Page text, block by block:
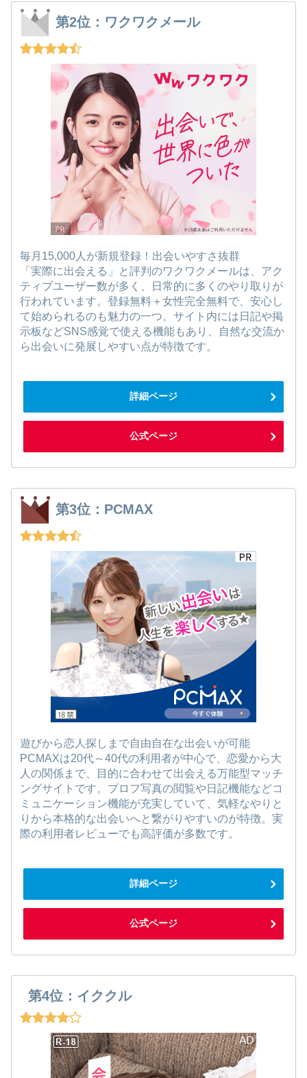
第2位：ワクワクメール
毎月15,000人が新規登録！出会いやすさ抜群
「実際に出会える」と評判のワクワクメールは、アク
ティブユーザー数が多く、日常的に多くのやり取りが
行われています。登録無料＋女性完全無料で、安心し
て始められるのも魅力の一つ。サイト内には日記や掲
示板などSNS感覚で使える機能もあり、自然な交流か
ら出会いに発展しやすい点が特徴です。
詳細ページ
公式ページ
第3位：PCMAX
遊びから恋人探しまで自由自在な出会いが可能
PCMAXは20代～40代の利用者が中心で、恋愛から大
人の関係まで、目的に合わせて出会える万能型マッチ
ングサイトです。プロフ写真の閲覧や日記機能などコ
ミュニケーション機能が充実していて、気軽なやりと
りから本格的な出会いへと繋がりやすいのが特徴。実
際の利用者レビューでも高評価が多数です。
詳細ページ
公式ページ
第4位：イククル